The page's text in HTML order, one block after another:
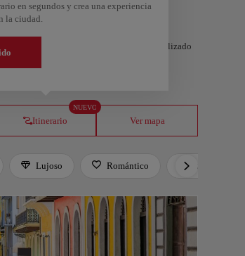
más ideas? Obtén un itinerario personalizado
Itinerario
NUEVO
en segundos y crea una experiencia
la ciudad.
Ver mapa
Lujoso Romántico Activo